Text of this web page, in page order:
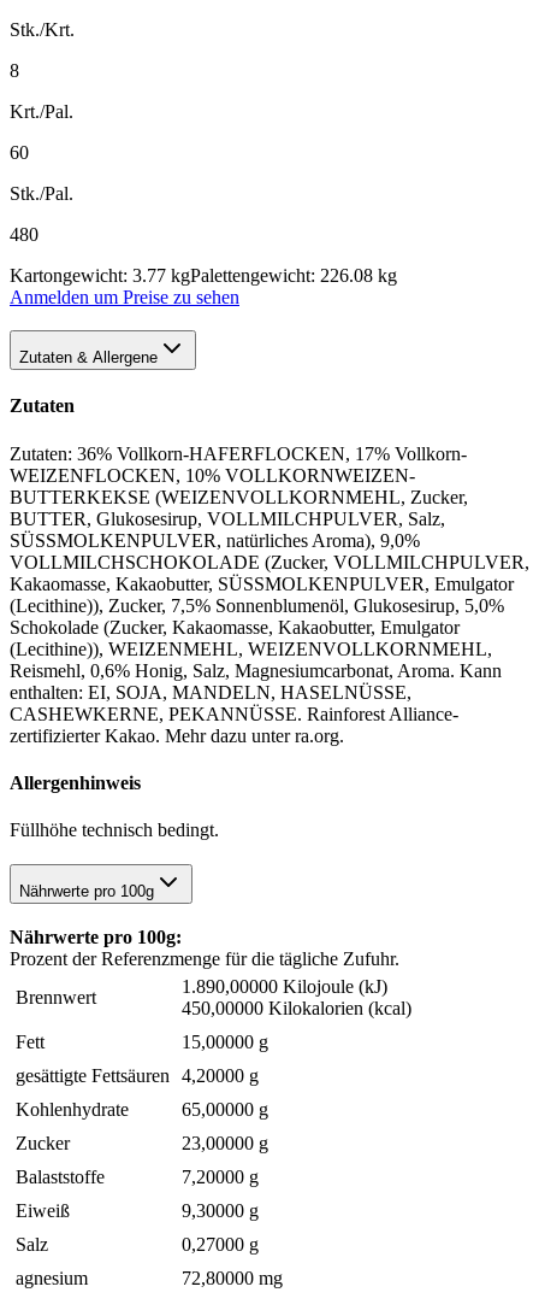
Stk./Krt.
8
Krt./Pal.
60
Stk./Pal.
480
Kartongewicht: 3.77 kgPalettengewicht: 226.08 kg
Anmelden um Preise zu sehen
Zutaten & Allergene
Zutaten
Zutaten: 36% Vollkorn-HAFERFLOCKEN, 17% Vollkorn-
WEIZENFLOCKEN, 10% VOLLKORNWEIZEN-
BUTTERKEKSE (WEIZENVOLLKORNMEHL, Zucker,
BUTTER, Glukosesirup, VOLLMILCHPULVER, Salz,
SÜSSMOLKENPULVER, natürliches Aroma), 9,0%
VOLLMILCHSCHOKOLADE (Zucker, VOLLMILCHPULVER,
Kakaomasse, Kakaobutter, SÜSSMOLKENPULVER, Emulgator
(Lecithine)), Zucker, 7,5% Sonnenblumenöl, Glukosesirup, 5,0%
Schokolade (Zucker, Kakaomasse, Kakaobutter, Emulgator
(Lecithine)), WEIZENMEHL, WEIZENVOLLKORNMEHL,
Reismehl, 0,6% Honig, Salz, Magnesiumcarbonat, Aroma. Kann
enthalten: EI, SOJA, MANDELN, HASELNÜSSE,
CASHEWKERNE, PEKANNÜSSE. Rainforest Alliance-
zertifizierter Kakao. Mehr dazu unter ra.org.
Allergenhinweis
Füllhöhe technisch bedingt.
Nährwerte pro 100g
Nährwerte pro 100g:
Prozent der Referenzmenge für die tägliche Zufuhr.
Brennwert
1.890,00000 Kilojoule (kJ)
450,00000 Kilokalorien (kcal)
Fett
15,00000 g
gesättigte Fettsäuren
4,20000 g
Kohlenhydrate
65,00000 g
Zucker
23,00000 g
Balaststoffe
7,20000 g
Eiweiß
9,30000 g
Salz
0,27000 g
agnesium
72,80000 mg